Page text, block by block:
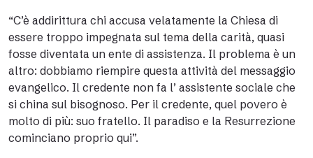
“C’è addirittura chi accusa velatamente la Chiesa di
essere troppo impegnata sul tema della carità, quasi
fosse diventata un ente di assistenza. Il problema è un
altro: dobbiamo riempire questa attività del messaggio
evangelico. Il credente non fa l’ assistente sociale che
si china sul bisognoso. Per il credente, quel povero è
molto di più: suo fratello. Il paradiso e la Resurrezione
cominciano proprio qui”.